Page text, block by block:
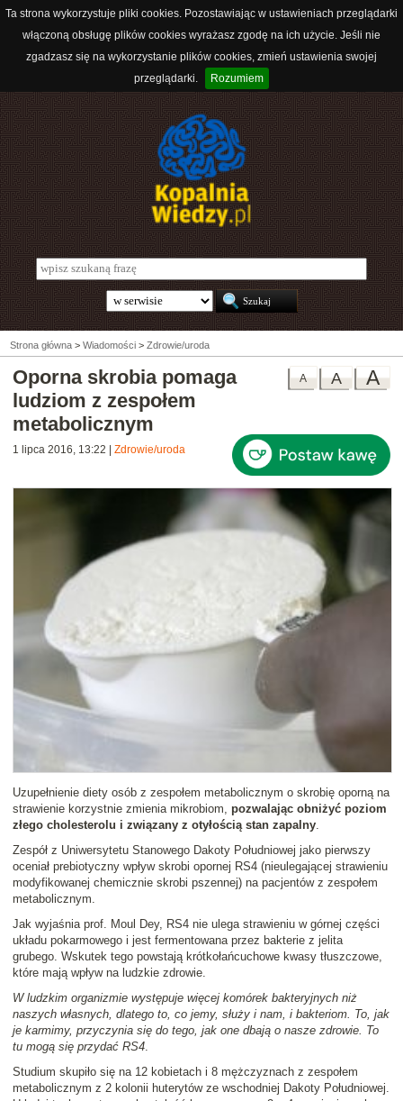
Ta strona wykorzystuje pliki cookies. Pozostawiając w ustawieniach przeglądarki
włączoną obsługę plików cookies wyrażasz zgodę na ich użycie. Jeśli nie
zgadzasz się na wykorzystanie plików cookies, zmień ustawienia swojej
przeglądarki.
Rozumiem
Strona główna > Wiadomości > Zdrowie/uroda
A
A
A
Oporna skrobia pomaga
ludziom z zespołem
metabolicznym
1 lipca 2016, 13:22 Zdrowie/uroda
Uzupełnienie diety osób z zespołem metabolicznym o skrobię oporną na
strawienie korzystnie zmienia mikrobiom, pozwalając obniżyć poziom
złego cholesterolu i związany z otyłością stan zapalny.
Zespół z Uniwersytetu Stanowego Dakoty Południowej jako pierwszy
oceniał prebiotyczny wpływ skrobi opornej RS4 (nieulegającej strawieniu
modyfikowanej chemicznie skrobi pszennej) na pacjentów z zespołem
metabolicznym.
Jak wyjaśnia prof. Moul Dey, RS4 nie ulega strawieniu w górnej części
układu pokarmowego i jest fermentowana przez bakterie z jelita
grubego. Wskutek tego powstają krótkołańcuchowe kwasy tłuszczowe,
które mają wpływ na ludzkie zdrowie.
W ludzkim organizmie występuje więcej komórek bakteryjnych niż
naszych własnych, dlatego to, co jemy, służy i nam, i bakteriom. To, jak
je karmimy, przyczynia się do tego, jak one dbają o nasze zdrowie. To
tu mogą się przydać RS4.
Studium skupiło się na 12 kobietach i 8 mężczyznach z zespołem
metabolicznym z 2 kolonii huterytów ze wschodniej Dakoty Południowej.